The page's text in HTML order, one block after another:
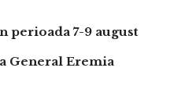
perioada 7-9 august
General Eremia